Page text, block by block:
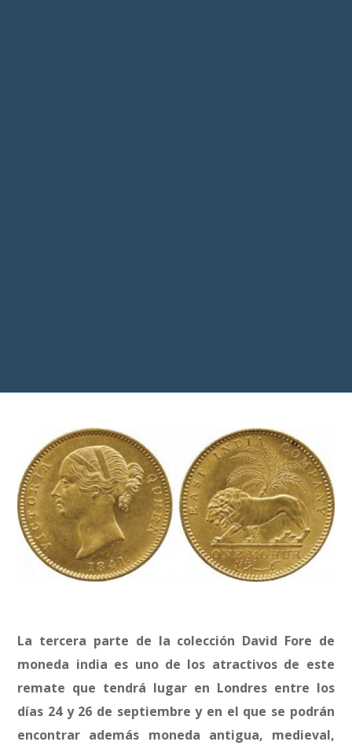
La tercera parte de la colección David Fore de
moneda india es uno de los atractivos de este
remate que tendrá lugar en Londres entre los
días 24 y 26 de septiembre y en el que se podrán
encontrar además moneda antigua, medieval,